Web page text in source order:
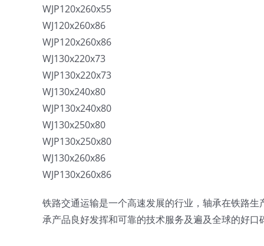
WJP120x260x55
WJ120x260x86
WJP120x260x86
WJ130x220x73
WJP130x220x73
WJ130x240x80
WJP130x240x80
WJ130x250x80
WJP130x250x80
WJ130x260x86
WJP130x260x86
铁路交通运输是一个高速发展的行业，轴承在铁路
承产品良好发挥和可靠的技术服务及遍及全球的好